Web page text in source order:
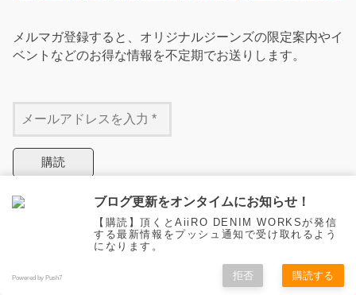
メルマガ登録すると、オリジナルジーンズの限定案内やイ
ベントなどのお得な情報を不定期でお送りします。
【Instagram】
ブログ更新をオンタイムにお知らせ！
【購読】頂くとAiiRO DENIM WORKSが発信
する最新情報をプッシュ通知で受け取れるよう
になります。
Powered by Push7 拒否 購読する